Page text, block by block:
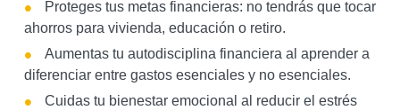
Proteges tus metas financieras: no tendrás que tocar
ahorros para vivienda, educación o retiro.
Aumentas tu autodisciplina financiera al aprender a
diferenciar entre gastos esenciales y no esenciales.
Cuidas tu bienestar emocional al reducir el estrés